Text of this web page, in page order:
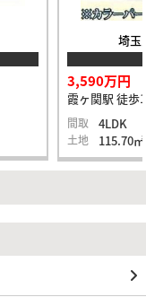
埼玉
3,590万円
霞ヶ関駅 徒歩
間取 4LDK
土地 115.70㎡